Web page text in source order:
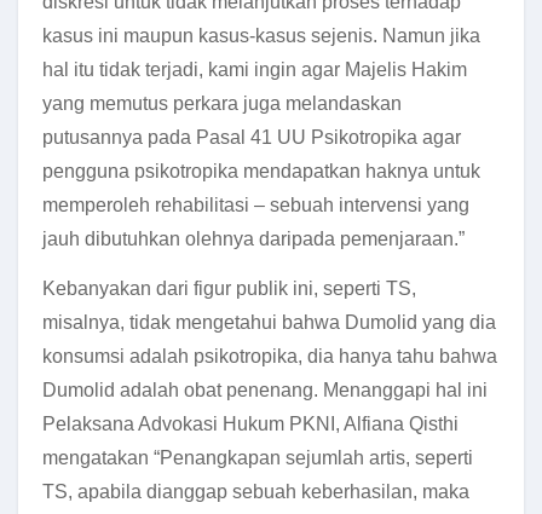
kasus ini maupun kasus-kasus sejenis. Namun jika
hal itu tidak terjadi, kami ingin agar Majelis Hakim
yang memutus perkara juga melandaskan
putusannya pada Pasal 41 UU Psikotropika agar
pengguna psikotropika mendapatkan haknya untuk
memperoleh rehabilitasi – sebuah intervensi yang
jauh dibutuhkan olehnya daripada pemenjaraan.”
Kebanyakan dari figur publik ini, seperti TS,
misalnya, tidak mengetahui bahwa Dumolid yang dia
konsumsi adalah psikotropika, dia hanya tahu bahwa
Dumolid adalah obat penenang. Menanggapi hal ini
Pelaksana Advokasi Hukum PKNI, Alfiana Qisthi
mengatakan “Penangkapan sejumlah artis, seperti
TS, apabila dianggap sebuah keberhasilan, maka